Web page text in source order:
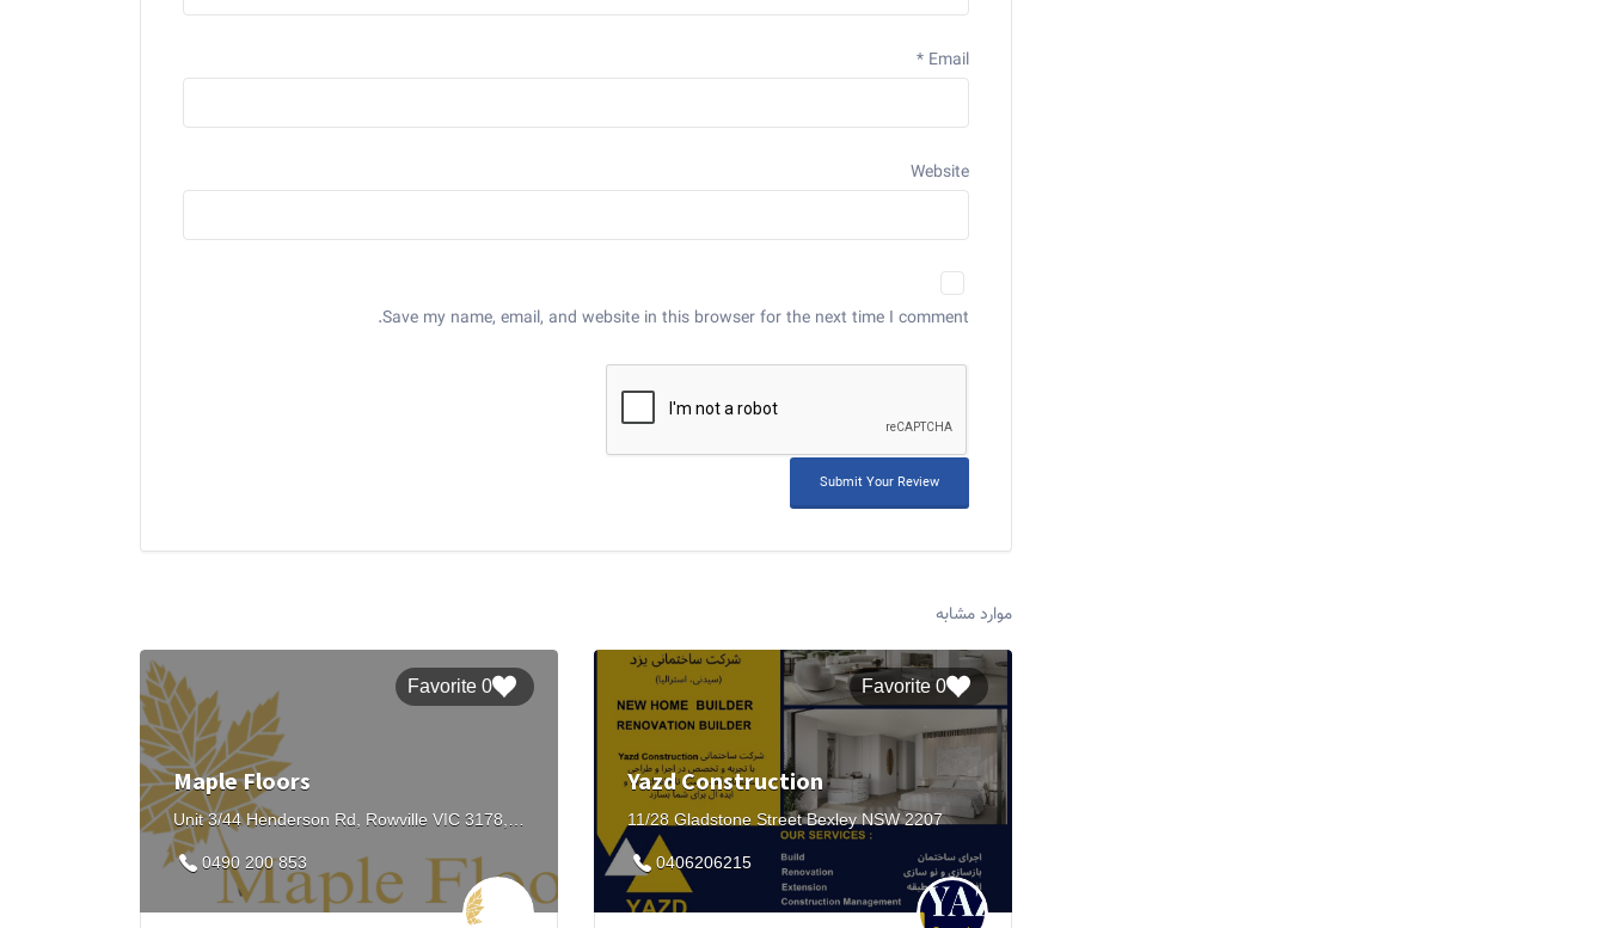
Email
*
Website
Save my name, email, and website in this browser for the next time I comment.
موارد مشابه
0 Favorite
Maple Floors
0490 200 853
0 Favorite
Yazd Construction
11/28 Gladstone Street Bexley NSW 2207
0406206215